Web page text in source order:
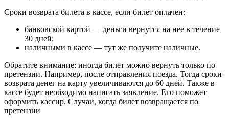
Сроки возврата билета в кассе, если билет оплачен:
банковской картой — деньги вернутся на нее в течение
30 дней;
наличными в кассе — тут же получите наличные.
Обратите внимание: иногда билет можно вернуть только по
претензии. Например, после отправления поезда. Тогда сроки
возврата денег на карту увеличиваются до 60 дней. Также в
кассе будет необходимо написать заявление. Его поможет
оформить кассир. Случаи, когда билет возвращается по
претензии